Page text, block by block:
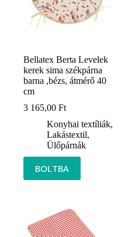
Bellatex Berta Levelek
kerek sima székpárna
barna ,bézs, átmérő 40
cm
3 165,00 Ft
Konyhai textíliák,
Lakástextil,
Ülőpárnák
BOLTBA